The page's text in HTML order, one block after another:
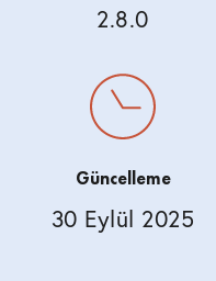
2.8.0
Güncelleme
30 Eylül 2025